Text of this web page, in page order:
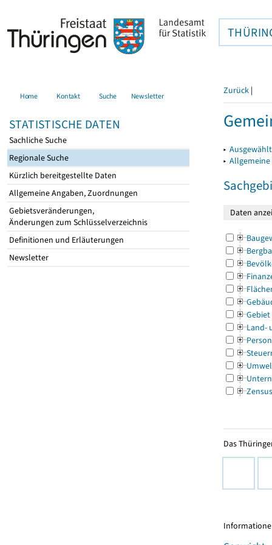
Home Kontakt Suche Newsletter
STATISTISCHE DATEN
Sachliche Suche
Regionale Suche
Kürzlich bereitgestellte Daten
Allgemeine Angaben, Zuordnungen
Gebietsveränderungen,
Änderungen zum Schlüsselverzeichnis
Definitionen und Erläuterungen
Newsletter
Zurück |
▸
▸
Gebiet
Land-
Zensus
Das